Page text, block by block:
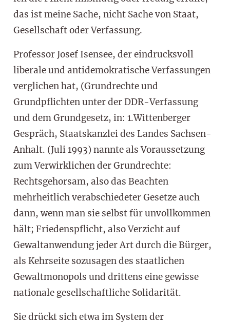
das ist meine Sache, nicht Sache von Staat,
Gesellschaft oder Verfassung.
Professor Josef Isensee, der eindrucksvoll
liberale und antidemokratische Verfassungen
verglichen hat, (Grundrechte und
Grundpflichten unter der DDR-Verfassung
und dem Grundgesetz, in: 1.Wittenberger
Gespräch, Staatskanzlei des Landes Sachsen-
Anhalt. (Juli 1993) nannte als Voraussetzung
zum Verwirklichen der Grundrechte:
Rechtsgehorsam, also das Beachten
mehrheitlich verabschiedeter Gesetze auch
dann, wenn man sie selbst für unvollkommen
hält; Friedenspflicht, also Verzicht auf
Gewaltanwendung jeder Art durch die Bürger,
als Kehrseite sozusagen des staatlichen
Gewaltmonopols und drittens eine gewisse
nationale gesellschaftliche Solidarität.
Sie drückt sich etwa im System der